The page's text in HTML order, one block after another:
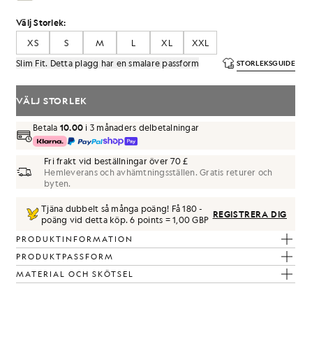
Välj Storlek:
XS
S M L XL
XXL
Slim Fit. Detta plagg har en smalare passform
STORLEKSGUIDE
VÄLJ STORLEK
Betala 10.00 i 3 månaders delbetalningar
Fri frakt vid beställningar över 70 £
Hemleverans och avhämtningsställen. Gratis returer och
byten.
Tjäna dubbelt så många poäng! Få180-
poäng vid detta köp.6 points = 1,00 GBP REGISTRERA DIG
PRODUKTINFORMATION
PRODUKTPASSFORM
MATERIAL OCH SKÖTSEL